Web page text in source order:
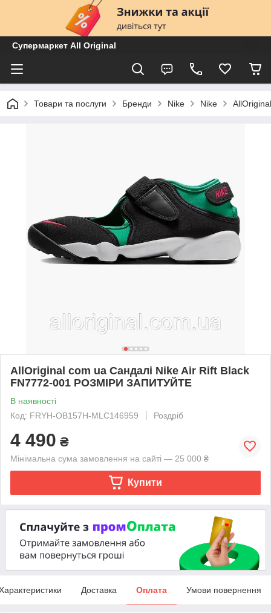
Супермаркет All Original
Товари та послуги Бренди Nike Nike
AllOriginal com ua Сандалі Nike Air Rift Black
FN7772-001 РОЗМІРИ ЗАПИТУЙТЕ
В наявності
Код: FRYH-OB157H-MLC146959
Роздріб
4 490 ₴
Мінімальна сума замовлення на сайті — 25 000 ₴
Купити
Доставка Оплата Умови повернення